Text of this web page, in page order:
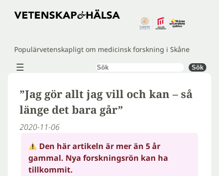
Hoppa
Populärvetenskapligt om medicinsk forskning i Skåne
Sök Sök
”Jag gör allt jag vill och kan – så
länge det bara går”
2020-11-06
Den här artikeln är mer än 5 år
gammal. Nya forskningsrön kan ha
tillkommit.